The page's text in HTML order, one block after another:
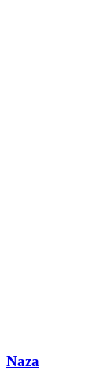
Naza